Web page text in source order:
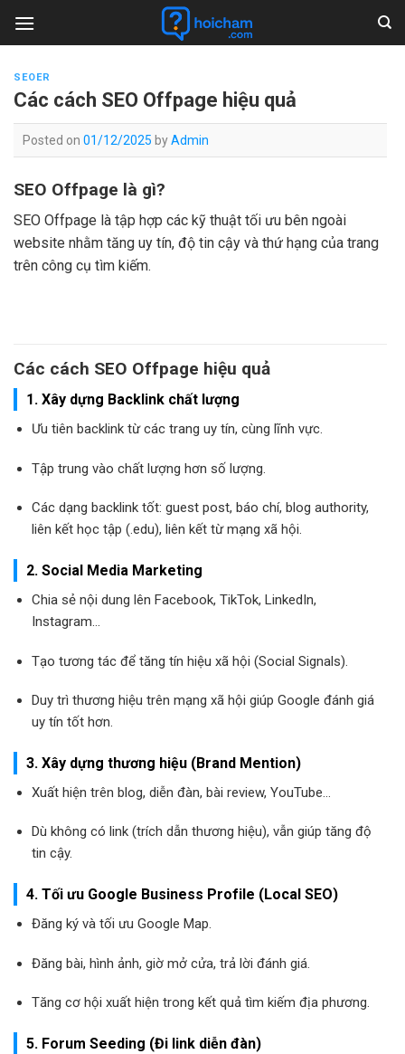
SEOER
Các cách SEO Offpage hiệu quả
Posted on 01/12/2025 byAdmin
SEO Offpage là gì?
SEO Offpage là tập hợp các kỹ thuật tối ưu bên ngoài
website nhằm tăng uy tín, độ tin cậy và thứ hạng của trang
trên công cụ tìm kiếm.
Các cách SEO Offpage hiệu quả
1. Xây dựng Backlink chất lượng
Ưu tiên backlink từ các trang uy tín, cùng lĩnh vực.
Tập trung vào chất lượng hơn số lượng.
Các dạng backlink tốt: guest post, báo chí, blog authority,
liên kết học tập (.edu), liên kết từ mạng xã hội.
2. Social Media Marketing
Chia sẻ nội dung lên Facebook, TikTok, LinkedIn,
Instagram…
Tạo tương tác để tăng tín hiệu xã hội (Social Signals).
Duy trì thương hiệu trên mạng xã hội giúp Google đánh giá
uy tín tốt hơn.
3. Xây dựng thương hiệu (Brand Mention)
Xuất hiện trên blog, diễn đàn, bài review, YouTube…
Dù không có link (trích dẫn thương hiệu), vẫn giúp tăng độ
tin cậy.
4. Tối ưu Google Business Profile (Local SEO)
Đăng ký và tối ưu Google Map.
Đăng bài, hình ảnh, giờ mở cửa, trả lời đánh giá.
Tăng cơ hội xuất hiện trong kết quả tìm kiếm địa phương.
5. Forum Seeding (Đi link diễn đàn)